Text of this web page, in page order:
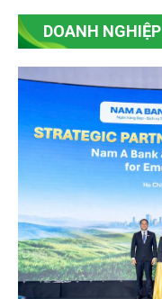
DOANH NGHIỆP